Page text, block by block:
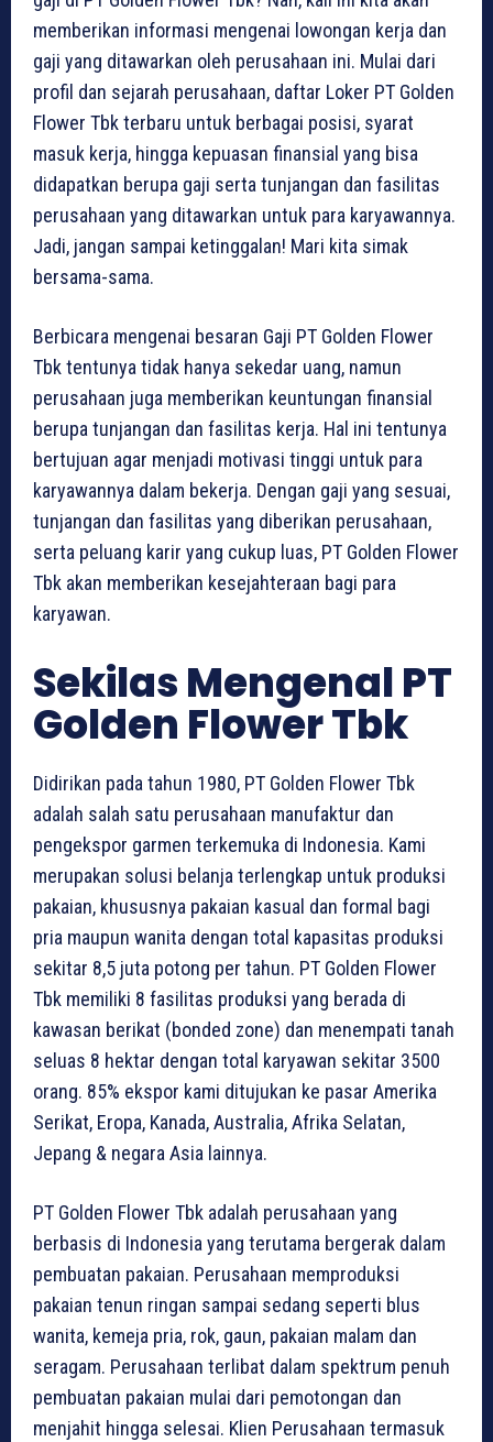
memberikan informasi mengenai lowongan kerja dan
gaji yang ditawarkan oleh perusahaan ini. Mulai dari
profil dan sejarah perusahaan, daftar Loker PT Golden
Flower Tbk terbaru untuk berbagai posisi, syarat
masuk kerja, hingga kepuasan finansial yang bisa
didapatkan berupa gaji serta tunjangan dan fasilitas
perusahaan yang ditawarkan untuk para karyawannya.
Jadi, jangan sampai ketinggalan! Mari kita simak
bersama-sama.
Berbicara mengenai besaran Gaji PT Golden Flower
Tbk tentunya tidak hanya sekedar uang, namun
perusahaan juga memberikan keuntungan finansial
berupa tunjangan dan fasilitas kerja. Hal ini tentunya
bertujuan agar menjadi motivasi tinggi untuk para
karyawannya dalam bekerja. Dengan gaji yang sesuai,
tunjangan dan fasilitas yang diberikan perusahaan,
serta peluang karir yang cukup luas, PT Golden Flower
Tbk akan memberikan kesejahteraan bagi para
karyawan.
Sekilas Mengenal PT
Golden Flower Tbk
Didirikan pada tahun 1980, PT Golden Flower Tbk
adalah salah satu perusahaan manufaktur dan
pengekspor garmen terkemuka di Indonesia. Kami
merupakan solusi belanja terlengkap untuk produksi
pakaian, khususnya pakaian kasual dan formal bagi
pria maupun wanita dengan total kapasitas produksi
sekitar 8,5 juta potong per tahun. PT Golden Flower
Tbk memiliki 8 fasilitas produksi yang berada di
kawasan berikat (bonded zone) dan menempati tanah
seluas 8 hektar dengan total karyawan sekitar 3500
orang. 85% ekspor kami ditujukan ke pasar Amerika
Serikat, Eropa, Kanada, Australia, Afrika Selatan,
Jepang & negara Asia lainnya.
PT Golden Flower Tbk adalah perusahaan yang
berbasis di Indonesia yang terutama bergerak dalam
pembuatan pakaian. Perusahaan memproduksi
pakaian tenun ringan sampai sedang seperti blus
wanita, kemeja pria, rok, gaun, pakaian malam dan
seragam. Perusahaan terlibat dalam spektrum penuh
pembuatan pakaian mulai dari pemotongan dan
menjahit hingga selesai. Klien Perusahaan termasuk